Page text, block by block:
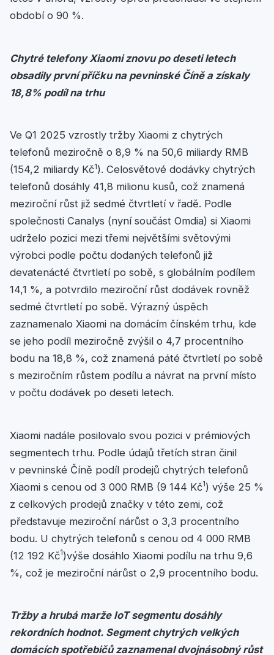
období o 90 %.
Chytré telefony Xiaomi znovu po deseti letech
obsadily první příčku na pevninské Číně a získaly
18,8% podíl na trhu
Ve Q1 2025 vzrostly tržby Xiaomi z chytrých
telefonů meziročně o 8,9 % na 50,6 miliardy RMB
(154,2 miliardy Kč1). Celosvětové dodávky chytrých
telefonů dosáhly 41,8 milionu kusů, což znamená
meziroční růst již sedmé čtvrtletí v řadě. Podle
společnosti Canalys (nyní součást Omdia) si Xiaomi
udrželo pozici mezi třemi největšími světovými
výrobci podle počtu dodaných telefonů již
devatenácté čtvrtletí po sobě, s globálním podílem
14,1 %, a potvrdilo meziroční růst dodávek rovněž
sedmé čtvrtletí po sobě. Výrazný úspěch
zaznamenalo Xiaomi na domácím čínském trhu, kde
se jeho podíl meziročně zvýšil o 4,7 procentního
bodu na 18,8 %, což znamená páté čtvrtletí po sobě
s meziročním růstem podílu a návrat na první místo
v počtu dodávek po deseti letech.
Xiaomi nadále posilovalo svou pozici v prémiových
segmentech trhu. Podle údajů třetích stran činil
v pevninské Číně podíl prodejů chytrých telefonů
Xiaomi s cenou od 3 000 RMB (9 144 Kč1) výše 25 %
z celkových prodejů značky v této zemi, což
představuje meziroční nárůst o 3,3 procentního
bodu. U chytrých telefonů s cenou od 4 000 RMB
(12 192 Kč1)výše dosáhlo Xiaomi podílu na trhu 9,6
%, což je meziroční nárůst o 2,9 procentního bodu.
Tržby a hrubá marže IoT segmentu dosáhly
rekordních hodnot. Segment chytrých velkých
domácích spotřebičů zaznamenal dvojnásobný růst